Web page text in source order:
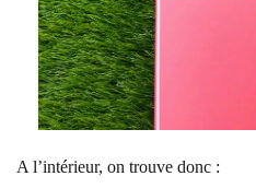
A l’intérieur, on trouve donc :